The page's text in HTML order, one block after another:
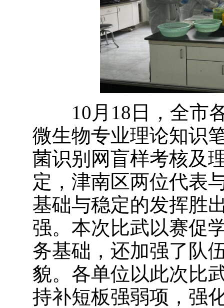
10月18日，全市各
微生物专业理论知识
菌识别网盲样考核及
定，津南区两位代表
基础与稳定的发挥胜
强。本次比武以赛促
务基础，还加强了队
貌。各单位以此次比
持补短板强弱项，强